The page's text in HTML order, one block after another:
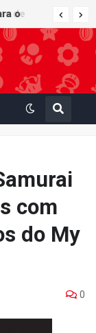
o
do
com
do My
0